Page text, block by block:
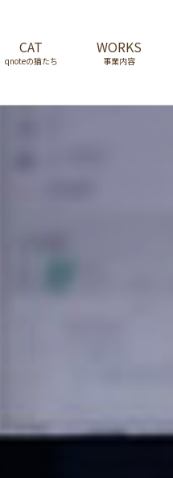
CAT
qnoteの猫たち
WORKS
事業内容